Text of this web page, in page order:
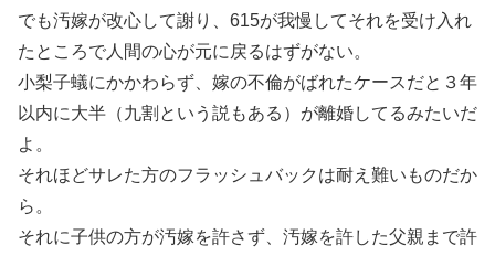
でも汚嫁が改心して謝り、615が我慢してそれを受け入れ
たところで人間の心が元に戻るはずがない。
小梨子蟻にかかわらず、嫁の不倫がばれたケースだと３年
以内に大半（九割という説もある）が離婚してるみたいだ
よ。
それほどサレた方のフラッシュバックは耐え難いものだか
ら。
それに子供の方が汚嫁を許さず、汚嫁を許した父親まで許